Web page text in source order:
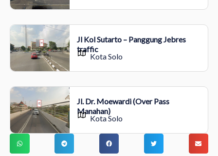
Jl Kol Sutarto – Panggung Jebres
traffic
Kota Solo
Jl. Dr. Moewardi (Over Pass
Manahan)
Kota Solo